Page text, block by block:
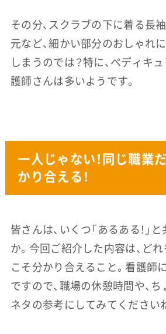
その分、スクラブの下に着る長
元など、細かい部分のおしゃれ
しまうのでは？特に、ペディキ
護師さんは多いようです。
一人じゃない！同じ職業
かり合える！
皆さんは、いくつ「あるある！」
か。今回ご紹介した内容は、ど
こそ分かり合えること。看護師
ですので、職場の休憩時間や、
ネタの参考にしてみてください